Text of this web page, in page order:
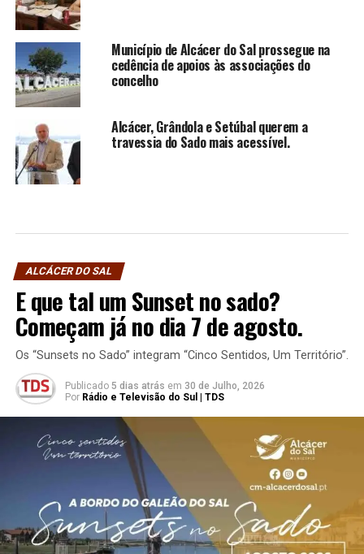
Município de Alcácer do Sal prossegue na
cedência de apoios às associações do
concelho
Alcácer, Grândola e Setúbal querem a
travessia do Sado mais acessível.
ALCÁCER DO SAL
E que tal um Sunset no sado?
Começam já no dia 7 de agosto.
Os “Sunsets no Sado” integram “Cinco Sentidos, Um Território”.
Publicado 5 dias atrás em 30 de Julho, 2026
Por Rádio e Televisão do Sul | TDS